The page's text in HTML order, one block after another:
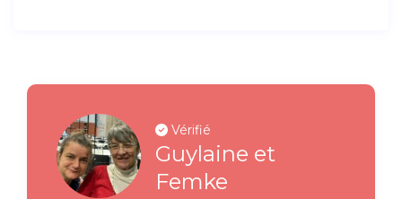
Vérifié
Guylaine et
Femke